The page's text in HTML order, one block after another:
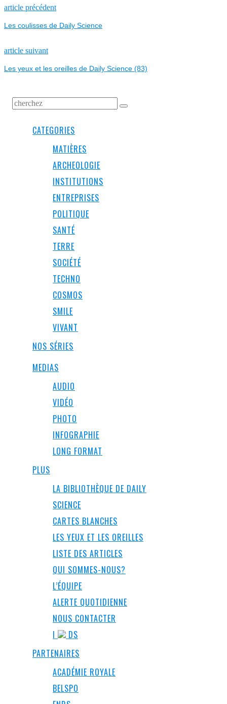
NAVIGATION
DE
L’ARTICLE
article précédentPrevious
Les coulisses de Daily Science
article suivantNext
Les yeux et les oreilles de Daily Science (83)
CATEGORIES
MATIÈRES
ARCHEOLOGIE
INSTITUTIONS
ENTREPRISES
POLITIQUE
SANTÉ
TERRE
SOCIÉTÉ
TECHNO
COSMOS
SMILE
VIVANT
NOS SÉRIES
MEDIAS
AUDIO
VIDÉO
PHOTO
INFOGRAPHIE
LONG FORMAT
PLUS
LA BIBLIOTHÈQUE DE DAILY
SCIENCE
CARTES BLANCHES
LES YEUX ET LES OREILLES
LISTE DES ARTICLES
QUI SOMMES-NOUS?
L’ÉQUIPE
ALERTE QUOTIDIENNE
NOUS CONTACTER
I
DS
PARTENAIRES
ACADÉMIE ROYALE
BELSPO